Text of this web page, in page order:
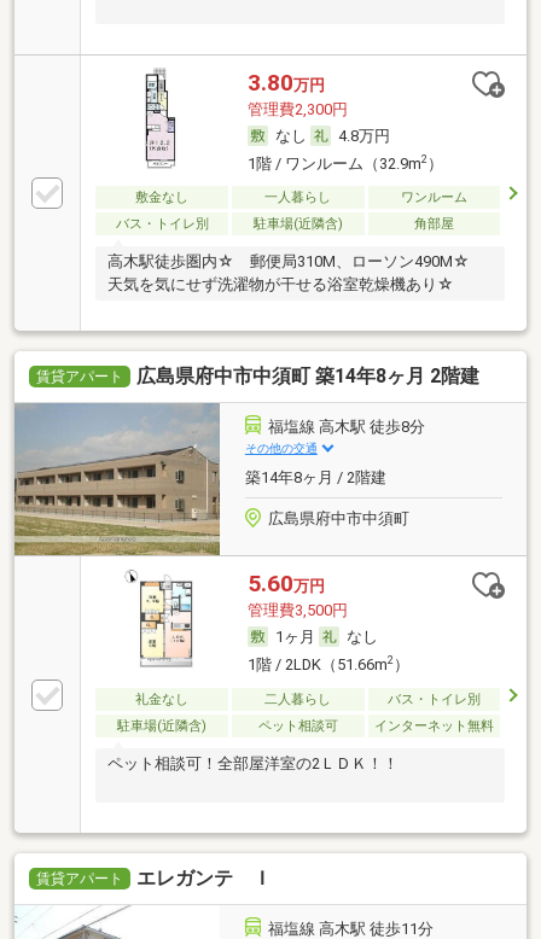
3.80万円
管理費2,300円
なし
4.8万円
1階 / ワンルーム（32.9m2）
敷金なし 一人暮らし
ワンルーム
バス・トイレ別
駐車場(近隣含) 角部屋
高木駅徒歩圏内☆ 郵便局310M、ローソン490M☆
天気を気にせず洗濯物が干せる浴室乾燥機あり☆
賃貸アパート 広島県府中市中須町 築14年8ヶ月 2階建
福塩線 高木駅 徒歩8分
その他の交通
築14年8ヶ月 / 2階建
広島県府中市中須町
5.60万円
管理費3,500円
1ヶ月
なし
1階 / 2LDK（51.66m2）
礼金なし 二人暮らし
バス・トイレ別
駐車場(近隣含)
ペット相談可 インターネット無料
ペット相談可！全部屋洋室の2ＬＤＫ！！
賃貸アパート エレガンテ Ｉ
福塩線 高木駅 徒歩11分